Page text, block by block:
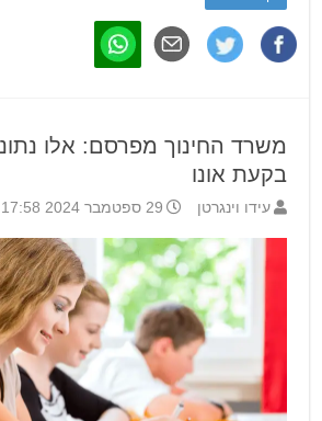
משרד החינוך מפרסם: אלו
בקעת אונו
עידו וינגרטן 29 ספטמבר 2024 17:58